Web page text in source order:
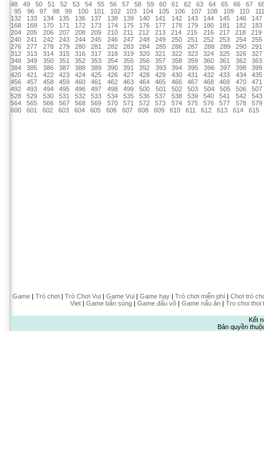
48
49 50 51 52 53 54 55 56 57 58 59 60 61 62 63 64 65 66 67
95
96 97 98 99 100 101 102 103 104 105 106 107 108 109 110
111
132
133 134 135 136 137 138 139 140 141 142 143 144 145 146
147
168
169 170 171 172 173 174 175 176 177 178 179 180 181 182
183
204
205 206 207 208 209 210 211 212 213 214 215 216 217 218
219
240
241 242 243 244 245 246 247 248 249 250 251 252 253 254
255
276
277 278 279 280 281 282 283 284 285 286 287 288 289 290
291
312
313 314 315 316 317 318 319 320 321 322 323 324 325 326
327
348
349 350 351 352 353 354 355 356 357 358 359 360 361 362
363
384
385 386 387 388 389 390 391 392 393 394 395 396 397 398
399
420
421 422 423 424 425 426 427 428 429 430 431 432 433 434
435
456
457 458 459 460 461 462 463 464 465 466 467 468 469 470
471
492
493 494 495 496 497 498 499 500 501 502 503 504 505 506
507
528
529 530 531 532 533 534 535 536 537 538 539 540 541 542
543
564
565 566 567 568 569 570 571 572 573 574 575 576 577 578
579
600
601 602 603 604 605 606 607 608 609 610 611 612 613 614 615
Game| Trò chơi| Trò Chơi Vui| Game Vui| Game hay| Trò chơi miễn phí| Chơi trò
Viet| Game bắn súng| Game đấu võ| Game nấu ăn| Tro choi thoi
Kết
Bản quyền